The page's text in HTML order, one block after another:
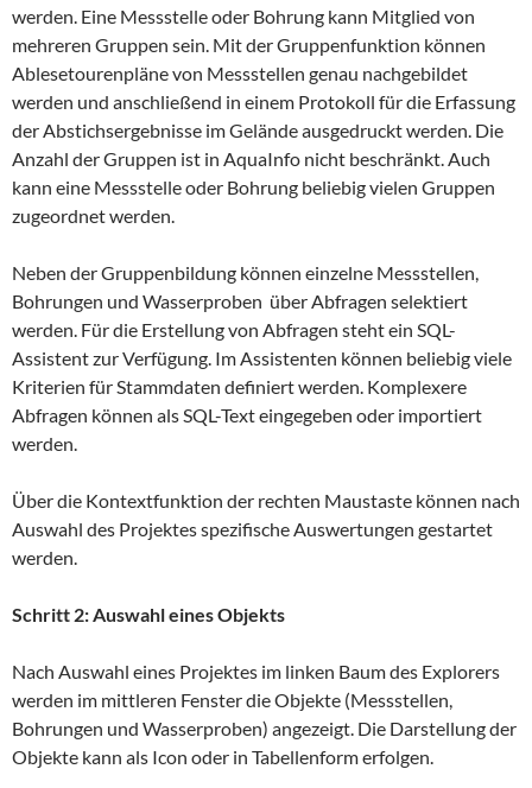
werden. Eine Messstelle oder Bohrung kann Mitglied von
mehreren Gruppen sein. Mit der Gruppenfunktion können
Ablesetourenpläne von Messstellen genau nachgebildet
werden und anschließend in einem Protokoll für die Erfassung
der Abstichsergebnisse im Gelände ausgedruckt werden. Die
Anzahl der Gruppen ist in AquaInfo nicht beschränkt. Auch
kann eine Messstelle oder Bohrung beliebig vielen Gruppen
zugeordnet werden.
Neben der Gruppenbildung können einzelne Messstellen,
Bohrungen und Wasserproben über Abfragen selektiert
werden. Für die Erstellung von Abfragen steht ein SQL-
Assistent zur Verfügung. Im Assistenten können beliebig viele
Kriterien für Stammdaten definiert werden. Komplexere
Abfragen können als SQL-Text eingegeben oder importiert
werden.
Über die Kontextfunktion der rechten Maustaste können nach
Auswahl des Projektes spezifische Auswertungen gestartet
werden.
Schritt 2: Auswahl eines Objekts
Nach Auswahl eines Projektes im linken Baum des Explorers
werden im mittleren Fenster die Objekte (Messstellen,
Bohrungen und Wasserproben) angezeigt. Die Darstellung der
Objekte kann als Icon oder in Tabellenform erfolgen.